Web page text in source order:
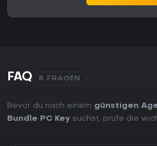
FAQ 8 FRAGEN
Bevor du nach einem günstigen
Bundle PC Key suchst, prüfe die